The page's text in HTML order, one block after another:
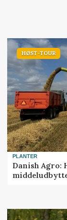
HØST-TOUR
PLANTER
Danish Agro: